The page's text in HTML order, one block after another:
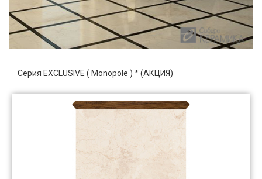
Серия EXCLUSIVE ( Monopole ) * (АКЦИЯ)